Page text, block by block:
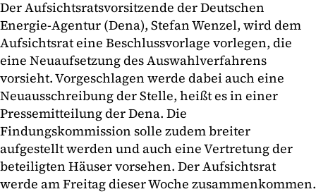
Der Aufsichtsratsvorsitzende der Deutschen
Energie-Agentur (Dena), Stefan Wenzel, wird dem
Aufsichtsrat eine Beschlussvorlage vorlegen, die
eine Neuaufsetzung des Auswahlverfahrens
vorsieht. Vorgeschlagen werde dabei auch eine
Neuausschreibung der Stelle, heißt es in einer
Pressemitteilung der Dena. Die
Findungskommission solle zudem breiter
aufgestellt werden und auch eine Vertretung der
beteiligten Häuser vorsehen. Der Aufsichtsrat
werde am Freitag dieser Woche zusammenkommen.